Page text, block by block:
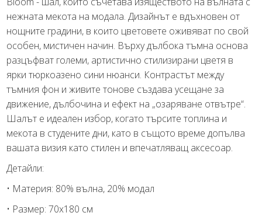
нежната мекота на модала. Дизайнът е вдъхновен от
нощните градини, в които цветовете оживяват по свой
особен, мистичен начин. Върху дълбока тъмна основа
разцъфват големи, артистично стилизирани цветя в
ярки тюркоазено сини нюанси. Контрастът между
тъмния фон и живите тонове създава усещане за
движение, дълбочина и ефект на „озаряване отвътре“.
Шалът е идеален избор, когато търсите топлина и
мекота в студените дни, като в същото време допълва
вашата визия като стилен и впечатляващ аксесоар.
Детайли:
• Материя: 80% вълна, 20% модал
• Размер: 70х180 см